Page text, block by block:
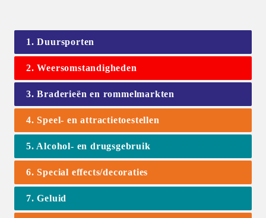
1. Duursporten
2. Weersomstandigheden
3. Braderieën en rommelmarkten
4. Speel- en attractietoestellen
5. Alcohol- en drugsgebruik
6. Special effects/decoraties
7. Geluid